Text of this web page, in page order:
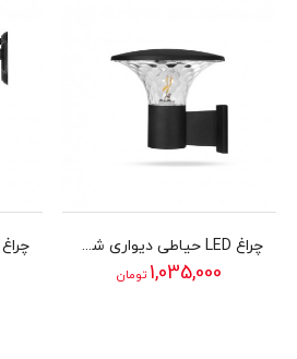
چراغ LED حیاطی دیواری شب تاب مدل پرتو
1,035,000 تومان